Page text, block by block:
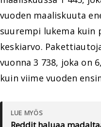
vuoden maaliskuuta
suurempi lukema kuin
keskiarvo.
vuonna 3 738, joka on
kuin viime vuoden
LUE MYÖS